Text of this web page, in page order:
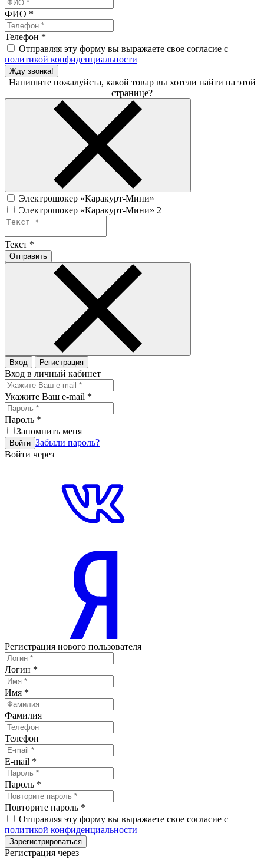
ФИО *
Телефон *
Отправляя эту форму вы выражаете свое согласие с
политикой конфиденциальности
Жду звонка!
Напишите пожалуйста, какой товар вы хотели найти на этой
странице?
Электрошокер «Каракурт-Мини»
Электрошокер «Каракурт-Мини» 2
Текст *
Отправить
Вход Регистрация
Вход в личный кабинет
Укажите Ваш e-mail *
Пароль *
Запомнить меня
Войти Забыли пароль?
Войти через
Регистрация нового пользователя
Логин *
Имя *
Фамилия
Телефон
E-mail *
Пароль *
Повторите пароль *
Отправляя эту форму вы выражаете свое согласие с
политикой конфиденциальности
Зарегистрироваться
Регистрация через